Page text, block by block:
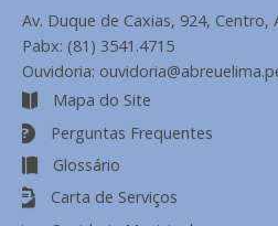
Av. Duque de Caxias, 924, Centro,
Pabx: (81) 3541.4715
Ouvidoria:
Mapa do Site
Perguntas Frequentes
Glossário
Carta de Serviços